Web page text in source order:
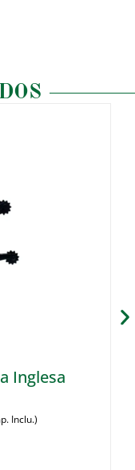
Inglesa
Inclu.)